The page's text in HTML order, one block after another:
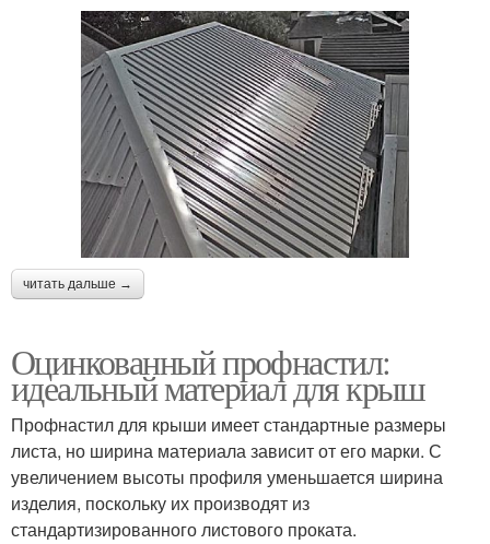
читать дальше →
Оцинкованный профнастил:
идеальный материал для крыш
Профнастил для крыши имеет стандартные размеры
листа, но ширина материала зависит от его марки. С
увеличением высоты профиля уменьшается ширина
изделия, поскольку их производят из
стандартизированного листового проката.